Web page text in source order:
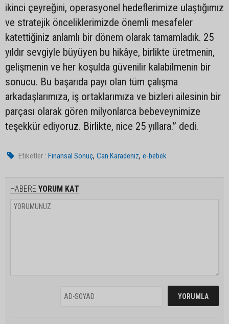
ikinci çeyreğini, operasyonel hedeflerimize ulaştığımız
ve stratejik önceliklerimizde önemli mesafeler
katettiğiniz anlamlı bir dönem olarak tamamladık. 25
yıldır sevgiyle büyüyen bu hikâye, birlikte üretmenin,
gelişmenin ve her koşulda güvenilir kalabilmenin bir
sonucu. Bu başarıda payı olan tüm çalışma
arkadaşlarımıza, iş ortaklarımıza ve bizleri ailesinin bir
parçası olarak gören milyonlarca bebeveynimize
teşekkür ediyoruz. Birlikte, nice 25 yıllara.” dedi.
Etiketler : Finansal Sonuç,Can Karadeniz,e-bebek
HABERE YORUM KAT